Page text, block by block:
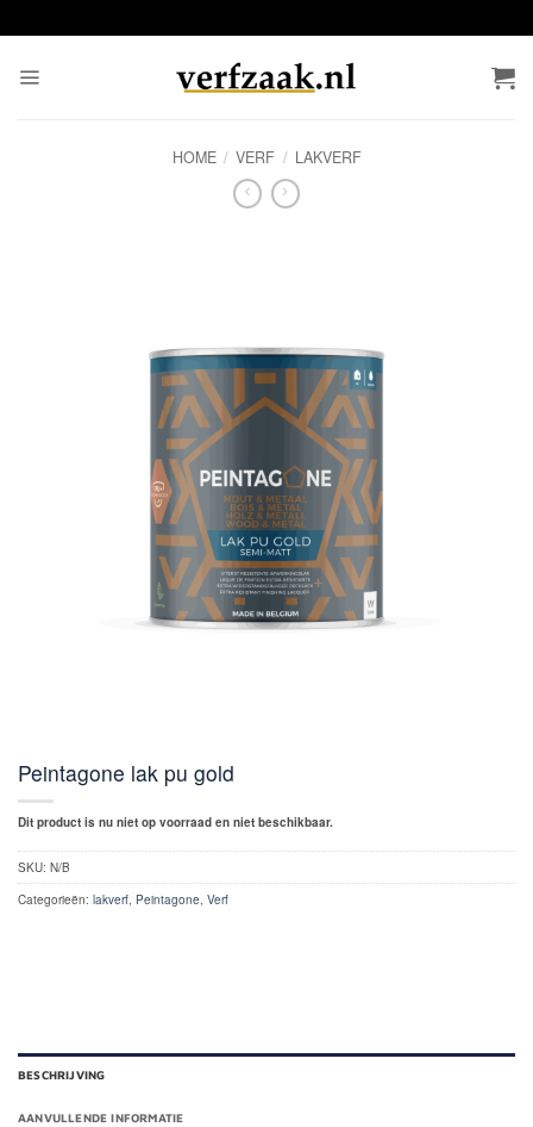
naar
HOME / VERF / LAKVERF
Peintagone lak pu gold
Dit product is nu niet op voorraad en niet beschikbaar.
SKU: N/B
Categorieën: lakverf Peintagone Verf
BESCHRIJVING
AANVULLENDE INFORMATIE